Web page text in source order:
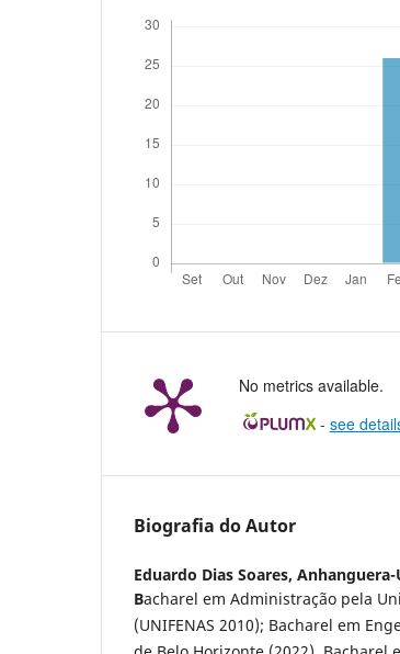
No metrics available.
- see
Biografia do Autor
Eduardo Dias Soares,
Bacharel em Administração pela
(UNIFENAS 2010); Bacharel em